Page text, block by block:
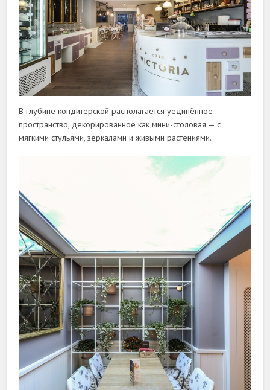
В глубине кондитерской располагается уединённое
пространство, декорированное как мини-столовая — с
мягкими стульями, зеркалами и живыми растениями.